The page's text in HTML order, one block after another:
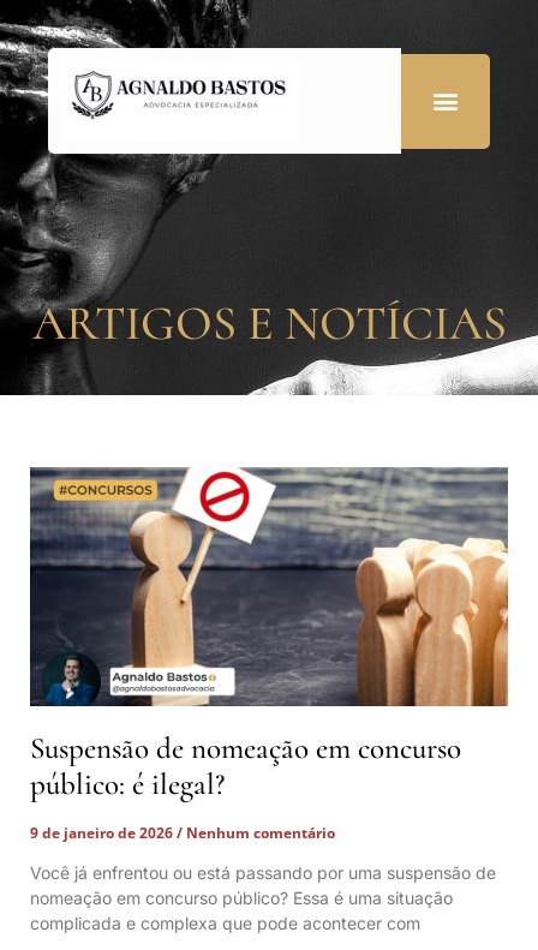
ARTIGOS E NOTÍCIAS
Suspensão de nomeação em concurso
público: é ilegal?
9 de janeiro de 2026
Nenhum comentário
Você já enfrentou ou está passando por uma suspensão de
nomeação em concurso público? Essa é uma situação
complicada e complexa que pode acontecer com